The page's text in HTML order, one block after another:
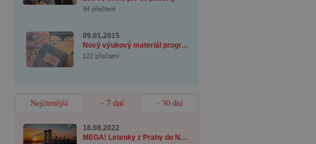
94 přečtení
09.01.2015
Nový výukový materiál programu Les ve škole ...
122 přečtení
Nejčtenější - 7 dní - 30 dní
18.08.2022
MEGA! Letenky z Prahy do New Yorku od 7 990 ...